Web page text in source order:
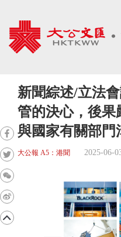
新聞綜述/立法
管的決心，後果
與國家有關部門
大公報 A5：港聞 2025-06-